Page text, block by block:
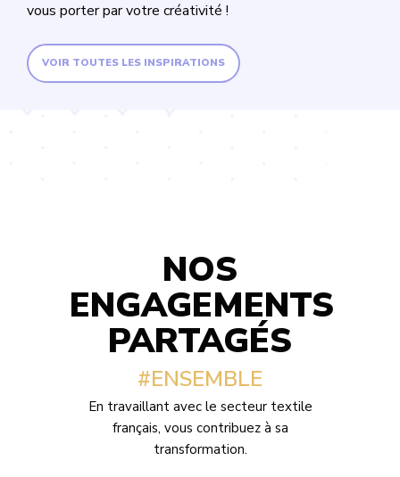
vous porter par votre créativité !
VOIR TOUTES LES INSPIRATIONS
NOS
ENGAGEMENTS
PARTAGÉS
#ENSEMBLE
En travaillant avec le secteur textile
français, vous contribuez à sa
transformation.